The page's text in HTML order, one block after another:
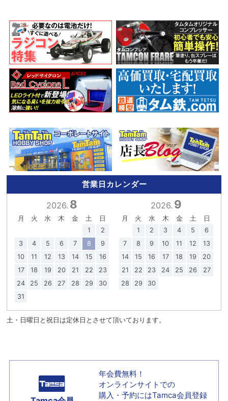
営業日カレンダー
2026. 8
月 火 水 木 金 土
日
1
2
3
4 5 6 7 8
9
10
11 12 13 14 15
16
17
18 19 20 21 22
23
24
25 26 27 28 29
30
31
2026. 9
月 火 水 木 金 土
日
1
2 3 4 5
6
7
8 9 10 11 12
13
14
15 16 17 18 19
20
21
22 23 24 25 26
27
28
29 30
土・日曜日と祝日は定休日とさせて頂いております。
年会費無料！
オンラインサイトでの
購入・予約にはTamca会員登録